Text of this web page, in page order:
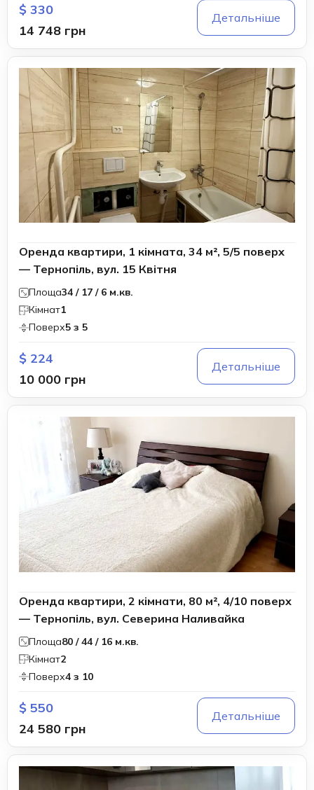
$ 330
14 748 грн
Детальніше
Оренда квартири, 1 кімната, 34 м², 5/5 поверх
— Тернопіль, вул. 15 Квітня
Площа34 / 17 / 6 м.кв.
Кімнат1
Поверх5 з 5
$ 224
10 000 грн
Детальніше
Оренда квартири, 2 кімнати, 80 м², 4/10 поверх
— Тернопіль, вул. Северина Наливайка
Площа80 / 44 / 16 м.кв.
Кімнат2
Поверх4 з 10
$ 550
24 580 грн
Детальніше